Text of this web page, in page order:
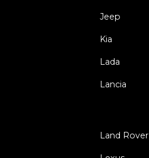
Jeep
Kia
Lada
Lancia
Land Rover